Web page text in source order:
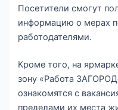
Посетители смогут
информацию о мерах
работодателями.
Кроме того, на
зону «Работа
ознакомятся с
пределами их места